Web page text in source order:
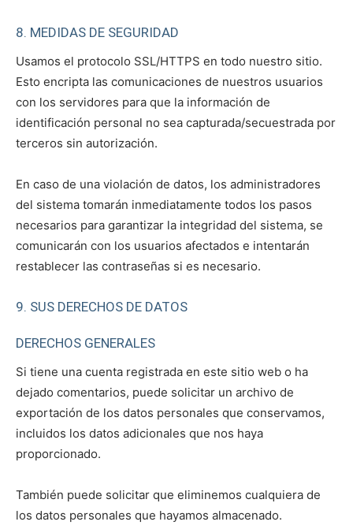
8. MEDIDAS DE SEGURIDAD
Usamos el protocolo SSL/HTTPS en todo nuestro sitio.
Esto encripta las comunicaciones de nuestros usuarios
con los servidores para que la información de
identificación personal no sea capturada/secuestrada por
terceros sin autorización.
En caso de una violación de datos, los administradores
del sistema tomarán inmediatamente todos los pasos
necesarios para garantizar la integridad del sistema, se
comunicarán con los usuarios afectados e intentarán
restablecer las contraseñas si es necesario.
9. SUS DERECHOS DE DATOS
DERECHOS GENERALES
Si tiene una cuenta registrada en este sitio web o ha
dejado comentarios, puede solicitar un archivo de
exportación de los datos personales que conservamos,
incluidos los datos adicionales que nos haya
proporcionado.
También puede solicitar que eliminemos cualquiera de
los datos personales que hayamos almacenado.